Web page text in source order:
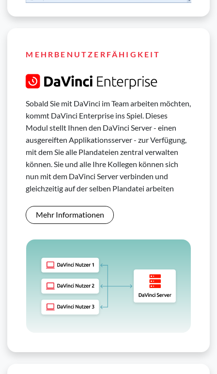
MEHRBENUTZERFÄHIGKEIT
Sobald Sie mit DaVinci im Team arbeiten möchten,
kommt DaVinci Enterprise ins Spiel. Dieses
Modul stellt Ihnen den DaVinci Server - einen
ausgereiften Applikationsserver - zur Verfügung,
mit dem Sie alle Plandateien zentral verwalten
können. Sie und alle Ihre Kollegen können sich
nun mit dem DaVinci Server verbinden und
gleichzeitig auf der selben Plandatei arbeiten
Mehr Informationen